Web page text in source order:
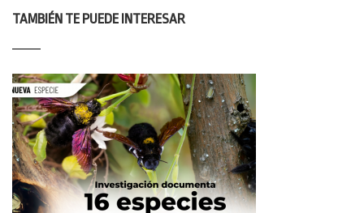
TAMBIÉN TE PUEDE INTERESAR